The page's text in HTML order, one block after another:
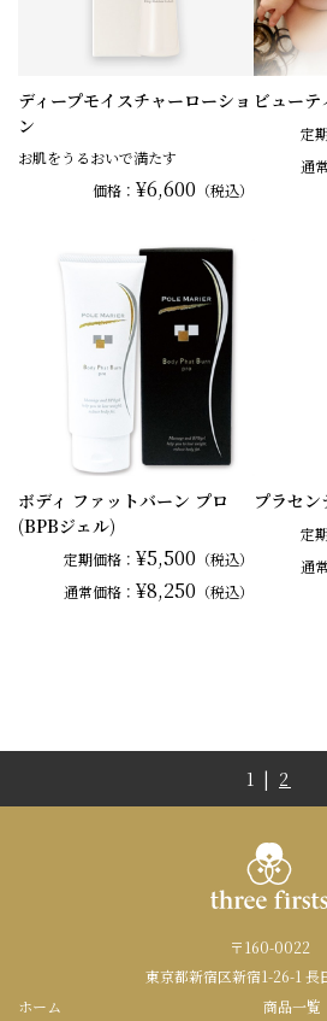
ディープモイスチャーローショ
ン
お肌をうるおいで満たす
価格：¥6,600 （税込）
ビュー
定
通常
ボディ ファットバーン プロ
(BPBジェル)
定期価格：¥5,500 （税込）
通常価格：¥8,250 （税込）
プラセ
定
通常
1 | 2
〒160-0022
東京都新宿区新宿1-26-1 長
ホーム
商品一覧